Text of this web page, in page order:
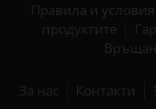
Правила и
продуктите
За нас Контакти